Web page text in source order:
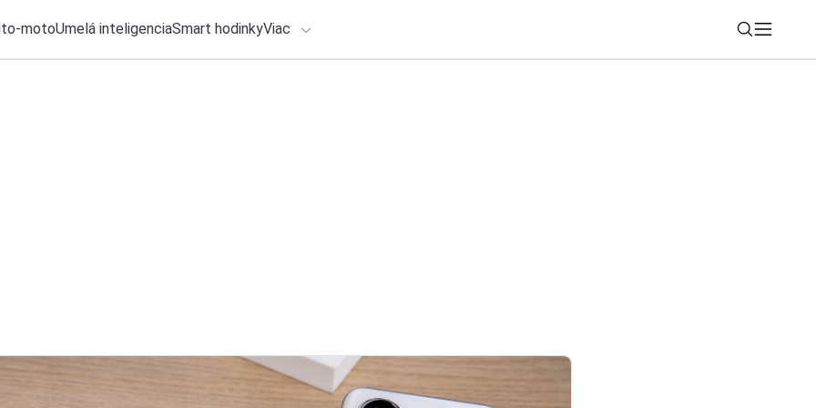
motoUmelá inteligenciaSmart hodinkyViac